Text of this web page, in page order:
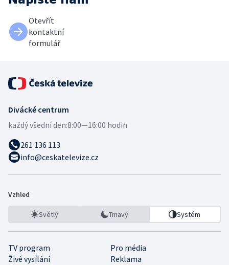
Otevřít
kontaktní
formulář
Divácké centrum
každý všední den:8:00—16:00 hodin
261 136 113
info@ceskatelevize.cz
Vzhled
Světlý Tmavý Systém
TV program
Pro média
Živé vysílání
Reklama